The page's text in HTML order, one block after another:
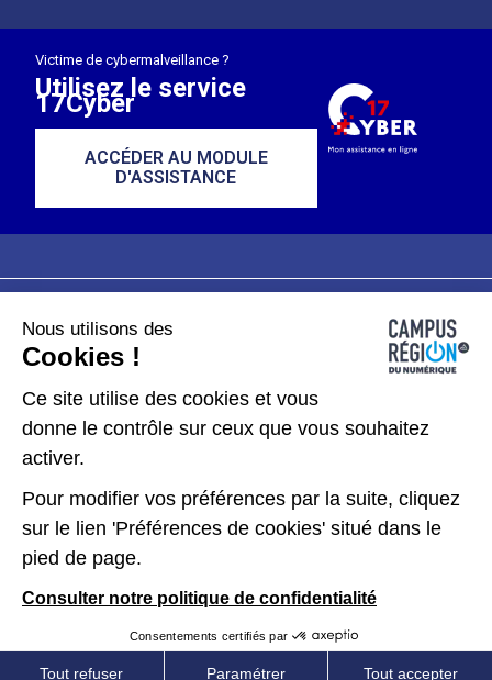
Victime de cybermalveillance ?
Utilisez le service
17Cyber
ACCÉDER AU MODULE
D'ASSISTANCE
Plan du site
Données personnelles
Gérer les cookies
Kit de communication
Accessibilité : partiellement conforme
Nous utilisons des
Cookies !
Ce site utilise des cookies et vous
donne le contrôle sur ceux que vous souhaitez
activer.
Pour modifier vos préférences par la suite, cliquez
sur le lien 'Préférences de cookies' situé dans le
pied de page.
Consulter notre politique de confidentialité
Consentements certifiés par
Tout refuser Paramétrer Tout accepter